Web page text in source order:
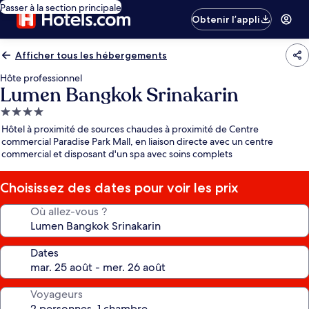
Passer à la section principale
Obtenir l’appli
Afficher tous les hébergements
Hôte professionnel
Lumen Bangkok Srinakarin
Hébergement
4.0 étoiles
Hôtel à proximité de sources chaudes à proximité de Centre
commercial Paradise Park Mall, en liaison directe avec un centre
commercial et disposant d'un spa avec soins complets
Choisissez des dates pour voir les prix
Où allez-vous ?
Dates
Voyageurs